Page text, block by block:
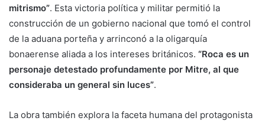
mitrismo”. Esta victoria política y militar permitió la
construcción de un gobierno nacional que tomó el control
de la aduana porteña y arrinconó a la oligarquía
bonaerense aliada a los intereses británicos. “Roca es un
personaje detestado profundamente por Mitre, al que
consideraba un general sin luces”.
La obra también explora la faceta humana del protagonista